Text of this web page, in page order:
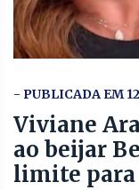
- PUBLICADA EM
Viviane
ao beijar
limite para